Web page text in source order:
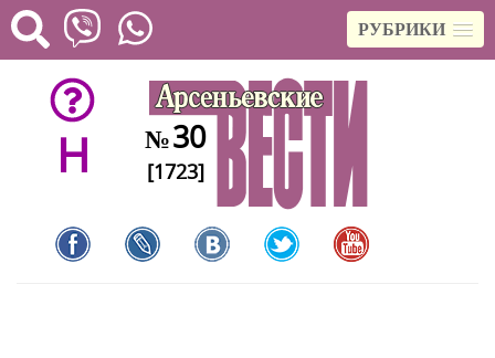
РУБРИКИ
H №30
[1723]